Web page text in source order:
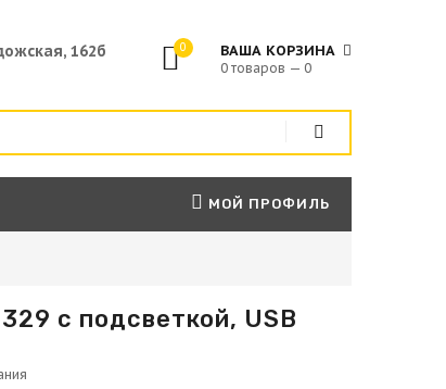
162б 0 ВАША КОРЗИНА
0 товаров — 0
МОЙ ПРОФИЛЬ
с подсветкой, USB